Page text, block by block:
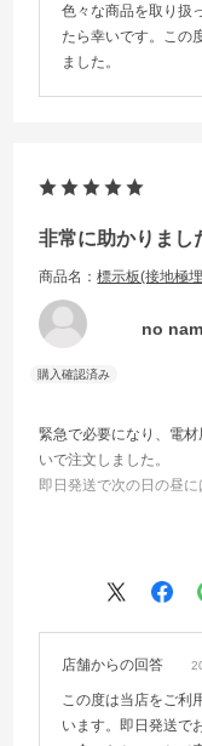
色々な商品を取り扱
たら幸いです。この
ました。
非常に助かりまし
商品名：標示板(接地極埋
no
緊急で必要になり、電
いで注文しました。
即日発送で次の日の昼
が、感謝の意を込めて
店舗からの回答
この度は当店をご利
います。即日発送で